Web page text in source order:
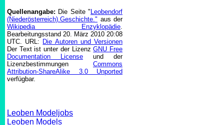
Quellenangabe: Die Seite " Leobendorf
(Niederösterreich).Geschichte." aus der
Wikipedia Enzyklopädie.
Bearbeitungsstand 20. März 2010 20:08
UTC. URL: Die Autoren und Versionen
Der Text ist unter der LizenzGNU Free
Documentation License und der
Lizenzbestimmungen Commons
Attribution-ShareAlike 3.0 Unported
verfügbar.
Leoben Modeljobs
Leoben Models